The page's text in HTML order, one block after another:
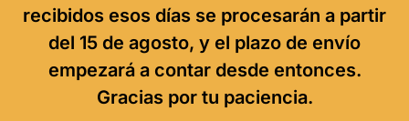
recibidos esos días se procesarán a partir
del 15 de agosto, y el plazo de envío
empezará a contar desde entonces.
Gracias por tu paciencia.